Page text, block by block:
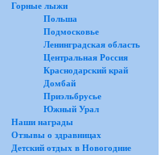
Горные лыжи
Польша
Подмосковье
Ленинградская область
Центральная Россия
Краснодарский край
Домбай
Приэльбрусье
Южный Урал
Наши награды
Отзывы о здравницах
Детский отдых в Новогодние